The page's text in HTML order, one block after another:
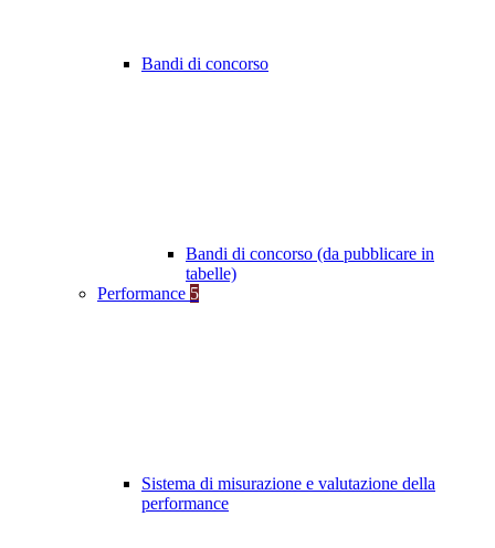
Bandi di concorso
Bandi di concorso (da pubblicare in
tabelle)
Performance 5
Sistema di misurazione e valutazione della
performance